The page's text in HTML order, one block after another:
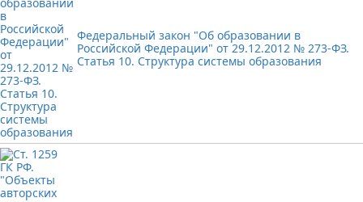
Федеральный закон "Об образовании в
Российской Федерации" от 29.12.2012 № 273-ФЗ.
Статья 10. Структура системы образования